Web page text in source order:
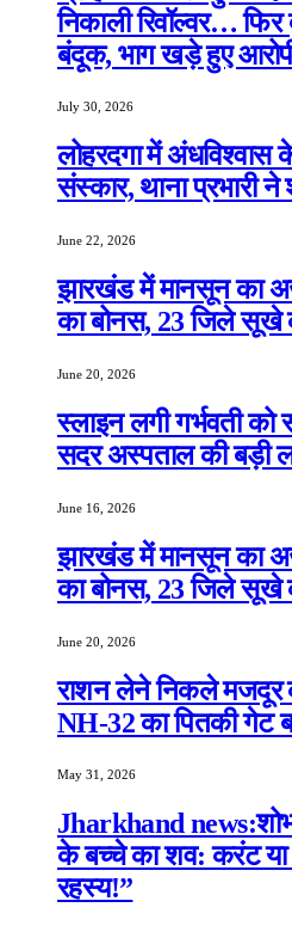
निकाली रिवॉल्वर…
बंदूक, भाग खड़े हुए
July 30, 2026
लोहरदगा में
संस्कार, थाना प्रभारी
June 22, 2026
झारखंड में मानसून का
का बोनस, 23 जिले सूखे
June 20, 2026
स्लाइन लगी गर्भवती को
सदर अस्पताल की बड़ी
June 16, 2026
झारखंड में मानसून का
का बोनस, 23 जिले सूखे
June 20, 2026
राशन लेने निकले मजदूर
NH-32 का पितकी गेट
May 31, 2026
Jharkhand news:शोभा
के बच्चे का शव: करंट
रहस्य!”